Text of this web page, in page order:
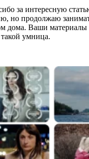
за интересную
но продолжаю
дома. Ваши материалы
умница.